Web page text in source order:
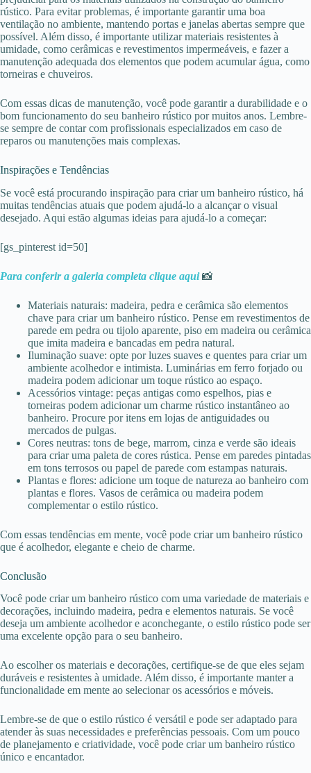
rústico. Para evitar problemas, é importante garantir uma boa
ventilação no ambiente, mantendo portas e janelas abertas sempre que
possível. Além disso, é importante utilizar materiais resistentes à
umidade, como cerâmicas e revestimentos impermeáveis, e fazer a
manutenção adequada dos elementos que podem acumular água, como
torneiras e chuveiros.
Com essas dicas de manutenção, você pode garantir a durabilidade e o
bom funcionamento do seu banheiro rústico por muitos anos. Lembre-
se sempre de contar com profissionais especializados em caso de
reparos ou manutenções mais complexas.
Inspirações e Tendências
Se você está procurando inspiração para criar um banheiro rústico, há
muitas tendências atuais que podem ajudá-lo a alcançar o visual
desejado. Aqui estão algumas ideias para ajudá-lo a começar:
[gs_pinterest id=50]
Para conferir a galeria completa clique aqui📸
Materiais naturais: madeira, pedra e cerâmica são elementos
chave para criar um banheiro rústico. Pense em revestimentos de
parede em pedra ou tijolo aparente, piso em madeira ou cerâmica
que imita madeira e bancadas em pedra natural.
Iluminação suave: opte por luzes suaves e quentes para criar um
ambiente acolhedor e intimista. Luminárias em ferro forjado ou
madeira podem adicionar um toque rústico ao espaço.
Acessórios vintage: peças antigas como espelhos, pias e
torneiras podem adicionar um charme rústico instantâneo ao
banheiro. Procure por itens em lojas de antiguidades ou
mercados de pulgas.
Cores neutras: tons de bege, marrom, cinza e verde são ideais
para criar uma paleta de cores rústica. Pense em paredes pintadas
em tons terrosos ou papel de parede com estampas naturais.
Plantas e flores: adicione um toque de natureza ao banheiro com
plantas e flores. Vasos de cerâmica ou madeira podem
complementar o estilo rústico.
Com essas tendências em mente, você pode criar um banheiro rústico
que é acolhedor, elegante e cheio de charme.
Conclusão
Você pode criar um banheiro rústico com uma variedade de materiais e
decorações, incluindo madeira, pedra e elementos naturais. Se você
deseja um ambiente acolhedor e aconchegante, o estilo rústico pode ser
uma excelente opção para o seu banheiro.
Ao escolher os materiais e decorações, certifique-se de que eles sejam
duráveis e resistentes à umidade. Além disso, é importante manter a
funcionalidade em mente ao selecionar os acessórios e móveis.
Lembre-se de que o estilo rústico é versátil e pode ser adaptado para
atender às suas necessidades e preferências pessoais. Com um pouco
de planejamento e criatividade, você pode criar um banheiro rústico
único e encantador.